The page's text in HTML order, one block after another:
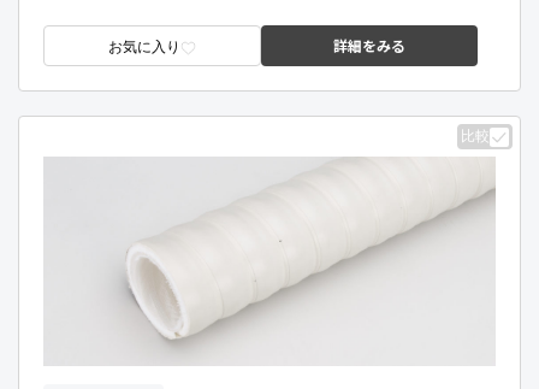
お気に入り 詳細をみる
比較